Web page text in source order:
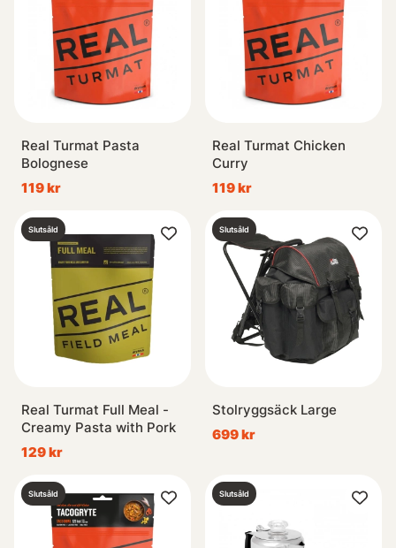
Real Turmat Pasta
Bolognese
119 kr
Real Turmat Chicken
Curry
119 kr
Slutsåld
Real Turmat Full Meal -
Creamy Pasta with Pork
129 kr
Slutsåld
Stolryggsäck Large
699 kr
Slutsåld Slutsåld